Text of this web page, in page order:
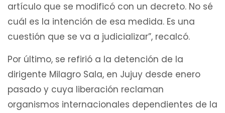
artículo que se modificó con un decreto. No sé
cuál es la intención de esa medida. Es una
cuestión que se va a judicializar”, recalcó.
Por último, se refirió a la detención de la
dirigente Milagro Sala, en Jujuy desde enero
pasado y cuya liberación reclaman
organismos internacionales dependientes de la